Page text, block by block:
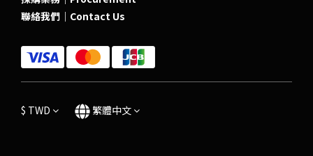
聯絡我們｜Contact Us
$ TWD 繁體中文